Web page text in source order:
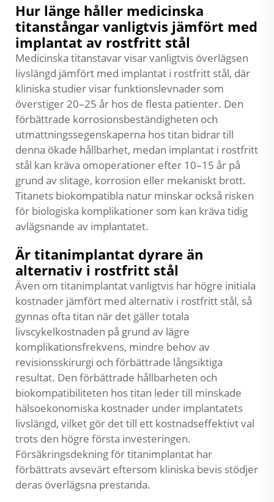
Hur länge håller medicinska
titanstångar vanligtvis jämfört med
implantat av rostfritt stål
Medicinska titanstavar visar vanligtvis överlägsen
livslängd jämfört med implantat i rostfritt stål, där
kliniska studier visar funktionslevnader som
överstiger 20–25 år hos de flesta patienter. Den
förbättrade korrosionsbeständigheten och
utmattningssegenskaperna hos titan bidrar till
denna ökade hållbarhet, medan implantat i rostfritt
stål kan kräva omoperationer efter 10–15 år på
grund av slitage, korrosion eller mekaniskt brott.
Titanets biokompatibla natur minskar också risken
för biologiska komplikationer som kan kräva tidig
avlägsnande av implantatet.
Är titanimplantat dyrare än
alternativ i rostfritt stål
Även om titanimplantat vanligtvis har högre initiala
kostnader jämfört med alternativ i rostfritt stål, så
gynnas ofta titan när det gäller totala
livscykelkostnaden på grund av lägre
komplikationsfrekvens, mindre behov av
revisionsskirurgi och förbättrade långsiktiga
resultat. Den förbättrade hållbarheten och
biokompatibiliteten hos titan leder till minskade
hälsoekonomiska kostnader under implantatets
livslängd, vilket gör det till ett kostnadseffektivt val
trots den högre första investeringen.
Försäkringsdekning för titanimplantat har
förbättrats avsevärt eftersom kliniska bevis stödjer
deras överlägsna prestanda.